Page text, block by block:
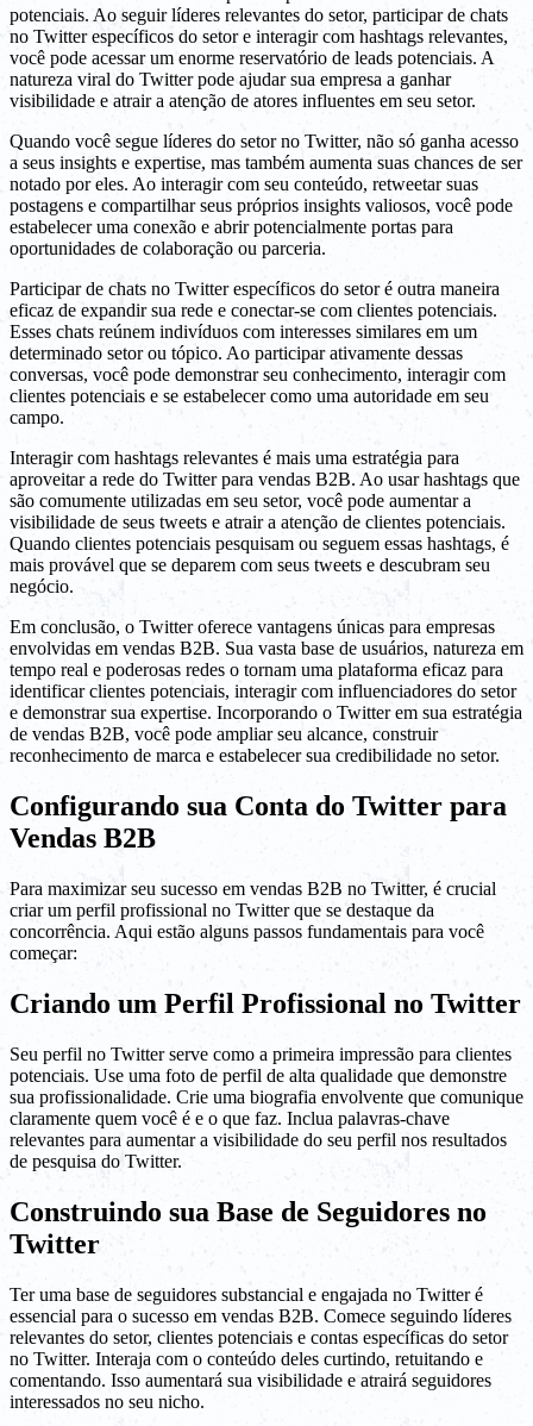
potenciais. Ao seguir líderes relevantes do setor, participar de chats
no Twitter específicos do setor e interagir com hashtags relevantes,
você pode acessar um enorme reservatório de leads potenciais. A
natureza viral do Twitter pode ajudar sua empresa a ganhar
visibilidade e atrair a atenção de atores influentes em seu setor.
Quando você segue líderes do setor no Twitter, não só ganha acesso
a seus insights e expertise, mas também aumenta suas chances de ser
notado por eles. Ao interagir com seu conteúdo, retweetar suas
postagens e compartilhar seus próprios insights valiosos, você pode
estabelecer uma conexão e abrir potencialmente portas para
oportunidades de colaboração ou parceria.
Participar de chats no Twitter específicos do setor é outra maneira
eficaz de expandir sua rede e conectar-se com clientes potenciais.
Esses chats reúnem indivíduos com interesses similares em um
determinado setor ou tópico. Ao participar ativamente dessas
conversas, você pode demonstrar seu conhecimento, interagir com
clientes potenciais e se estabelecer como uma autoridade em seu
campo.
Interagir com hashtags relevantes é mais uma estratégia para
aproveitar a rede do Twitter para vendas B2B. Ao usar hashtags que
são comumente utilizadas em seu setor, você pode aumentar a
visibilidade de seus tweets e atrair a atenção de clientes potenciais.
Quando clientes potenciais pesquisam ou seguem essas hashtags, é
mais provável que se deparem com seus tweets e descubram seu
negócio.
Em conclusão, o Twitter oferece vantagens únicas para empresas
envolvidas em vendas B2B. Sua vasta base de usuários, natureza em
tempo real e poderosas redes o tornam uma plataforma eficaz para
identificar clientes potenciais, interagir com influenciadores do setor
e demonstrar sua expertise. Incorporando o Twitter em sua estratégia
de vendas B2B, você pode ampliar seu alcance, construir
reconhecimento de marca e estabelecer sua credibilidade no setor.
Configurando sua Conta do Twitter para
Vendas B2B
Para maximizar seu sucesso em vendas B2B no Twitter, é crucial
criar um perfil profissional no Twitter que se destaque da
concorrência. Aqui estão alguns passos fundamentais para você
começar:
Criando um Perfil Profissional no Twitter
Seu perfil no Twitter serve como a primeira impressão para clientes
potenciais. Use uma foto de perfil de alta qualidade que demonstre
sua profissionalidade. Crie uma biografia envolvente que comunique
claramente quem você é e o que faz. Inclua palavras-chave
relevantes para aumentar a visibilidade do seu perfil nos resultados
de pesquisa do Twitter.
Construindo sua Base de Seguidores no
Twitter
Ter uma base de seguidores substancial e engajada no Twitter é
essencial para o sucesso em vendas B2B. Comece seguindo líderes
relevantes do setor, clientes potenciais e contas específicas do setor
no Twitter. Interaja com o conteúdo deles curtindo, retuitando e
comentando. Isso aumentará sua visibilidade e atrairá seguidores
interessados no seu nicho.